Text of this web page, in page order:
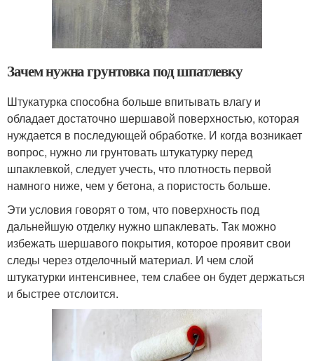
Зачем нужна грунтовка под шпатлевку
Штукатурка способна больше впитывать влагу и
обладает достаточно шершавой поверхностью, которая
нуждается в последующей обработке. И когда возникает
вопрос, нужно ли грунтовать штукатурку перед
шпаклевкой, следует учесть, что плотность первой
намного ниже, чем у бетона, а пористость больше.
Эти условия говорят о том, что поверхность под
дальнейшую отделку нужно шпаклевать. Так можно
избежать шершавого покрытия, которое проявит свои
следы через отделочный материал. И чем слой
штукатурки интенсивнее, тем слабее он будет держаться
и быстрее отслоится.